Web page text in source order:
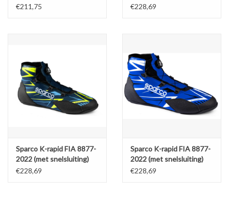
wit
€211,75
fluor geel / Zwart
€228,69
Sparco K-rapid FIA 8877-
2022 (met snelsluiting)
Marine blauw / fluor geel
€228,69
Sparco K-rapid FIA 8877-
2022 (met snelsluiting)
blauw / zwart / wit
€228,69